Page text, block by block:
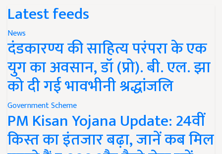
Latest feeds
News
दंडकारण्य की साहित्य परंपरा के एक
युग का अवसान, डॉ (प्रो). बी. एल. झा
को दी गई भावभीनी श्रद्धांजलि
Government Scheme
PM Kisan Yojana Update: 24वीं
किस्त का इंतजार बढ़ा, जानें कब मिल